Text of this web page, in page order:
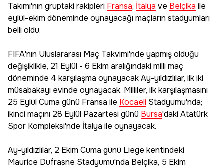
Takımı'nın gruptaki rakipleri Fransa, İtalya ve Belçika ile
eylül-ekim döneminde oynayacağı maçların stadyumları
belli oldu.
FIFA'nın Uluslararası Maç Takvimi'nde yapmış olduğu
değişiklikle, 21 Eylül - 6 Ekim aralığındaki milli maç
döneminde 4 karşılaşma oynayacak Ay-yıldızlılar, ilk iki
müsabakayı evinde oynayacak. Milliler, ilk karşılaşmasını
25 Eylül Cuma günü Fransa ile Kocaeli Stadyumu'nda;
ikinci maçını 28 Eylül Pazartesi günü Bursa'daki Atatürk
Spor Kompleksi'nde İtalya ile oynayacak.
Ay-yıldızlılar, 2 Ekim Cuma günü Liege kentindeki
Maurice Dufrasne Stadyumu'nda Belçika, 5 Ekim